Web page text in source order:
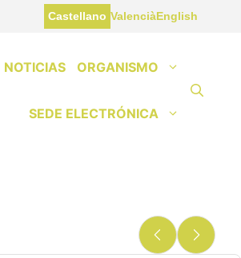
Castellano ValenciàEnglish
NOTICIAS ORGANISMO
SEDE ELECTRÓNICA